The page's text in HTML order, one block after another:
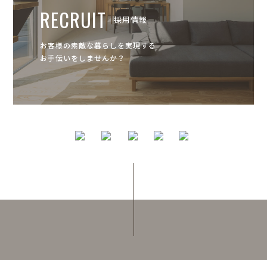
RECRUIT 採用情報
お客様の素敵な暮らしを実現する
お手伝いをしませんか？